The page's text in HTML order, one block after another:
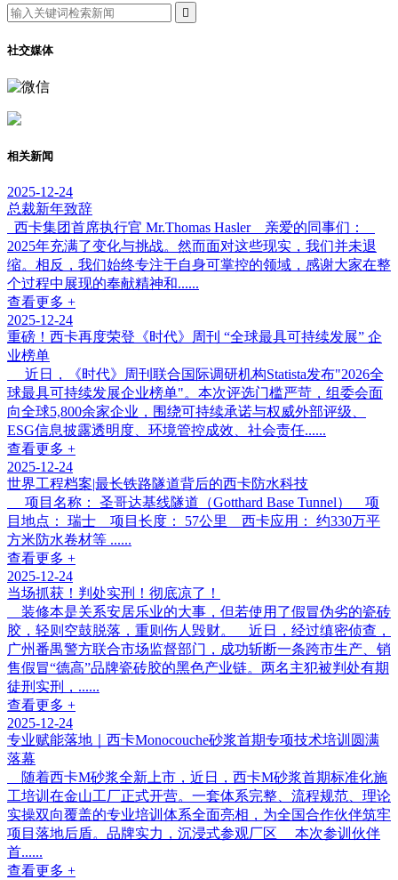

社交媒体
相关新闻
2025-12-24
总裁新年致辞
西卡集团首席执行官 Mr.Thomas Hasler 亲爱的同事们：
2025年充满了变化与挑战。然而面对这些现实，我们并未退
缩。相反，我们始终专注于自身可掌控的领域，感谢大家在整
个过程中展现的奉献精神和......
查看更多 +
2025-12-24
重磅！西卡再度荣登《时代》周刊 “全球最具可持续发展” 企
业榜单
近日，《时代》周刊联合国际调研机构Statista发布"2026全
球最具可持续发展企业榜单"。本次评选门槛严苛，组委会面
向全球5,800余家企业，围绕可持续承诺与权威外部评级、
ESG信息披露透明度、环境管控成效、社会责任......
查看更多 +
2025-12-24
世界工程档案|最长铁路隧道背后的西卡防水科技
项目名称： 圣哥达基线隧道（Gotthard Base Tunnel） 项
目地点： 瑞士 项目长度： 57公里 西卡应用： 约330万平
方米防水卷材等 ......
查看更多 +
2025-12-24
当场抓获！判处实刑！彻底凉了！
装修本是关系安居乐业的大事，但若使用了假冒伪劣的瓷砖
胶，轻则空鼓脱落，重则伤人毁财。 近日，经过缜密侦查，
广州番禺警方联合市场监督部门，成功斩断一条跨市生产、销
售假冒“德高”品牌瓷砖胶的黑色产业链。两名主犯被判处有期
徒刑实刑，......
查看更多 +
2025-12-24
专业赋能落地｜西卡Monocouche砂浆首期专项技术培训圆满
落幕
随着西卡M砂浆全新上市，近日，西卡M砂浆首期标准化施
工培训在金山工厂正式开营。一套体系完整、流程规范、理论
实操双向覆盖的专业培训体系全面亮相，为全国合作伙伴筑牢
项目落地后盾。品牌实力，沉浸式参观厂区 本次参训伙伴
首......
查看更多 +